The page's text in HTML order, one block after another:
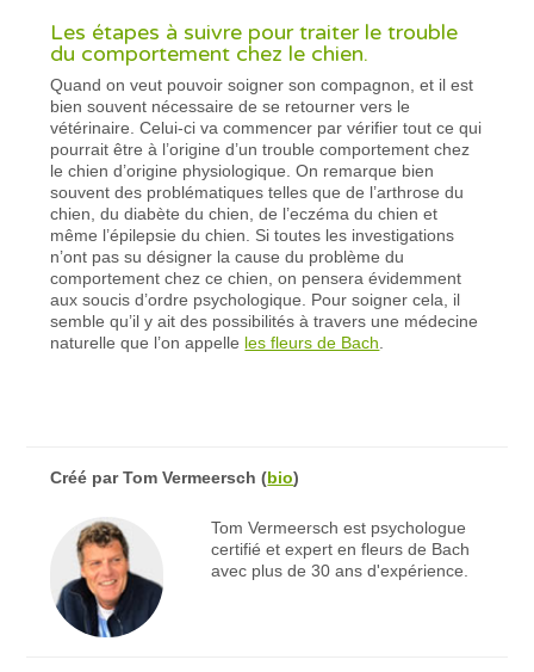
Les étapes à suivre pour traiter le trouble
du comportement chez le chien.
Quand on veut pouvoir soigner son compagnon, et il est
bien souvent nécessaire de se retourner vers le
vétérinaire. Celui-ci va commencer par vérifier tout ce qui
pourrait être à l’origine d’un trouble comportement chez
le chien d’origine physiologique. On remarque bien
souvent des problématiques telles que de l’arthrose du
chien, du diabète du chien, de l’eczéma du chien et
même l’épilepsie du chien. Si toutes les investigations
n’ont pas su désigner la cause du problème du
comportement chez ce chien, on pensera évidemment
aux soucis d’ordre psychologique. Pour soigner cela, il
semble qu’il y ait des possibilités à travers une médecine
naturelle que l’on appelle les fleurs de Bach
Créé parTom Vermeersch (bio)
Tom Vermeersch est psychologue
certifié et expert en fleurs de Bach
avec plus de 30 ans d'expérience.